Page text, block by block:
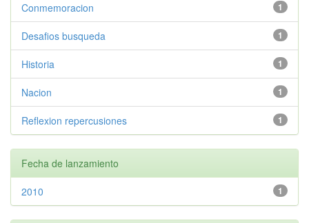
1
Conmemoracion
1
Desafios busqueda
1
Historia
1
Nacion
1
Reflexion repercusiones
Fecha de lanzamiento
1
2010